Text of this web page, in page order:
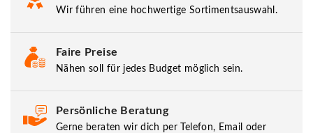
Wir führen eine hochwertige Sortimentsauswahl.
Faire Preise
Nähen soll für jedes Budget möglich sein.
Persönliche Beratung
Gerne beraten wir dich per Telefon, Email oder